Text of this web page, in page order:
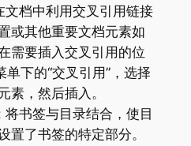
文档中利用交叉引用链接
或其他重要文档元素如
需要插入交叉引用的位
单下的“交叉引用”，选择
素，然后插入。
将书签与目录结合，使目
置了书签的特定部分。